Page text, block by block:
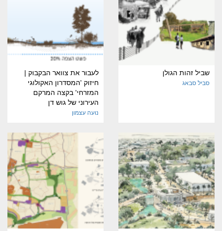
שביל זהות הגולן
סביל סבאג
לעבור את צוואר הבקבוק |
חיזוק 'המסדרון האקולוגי
המזרחי' בקצה המרקם
העירוני של גוש דן
נועה עצמון